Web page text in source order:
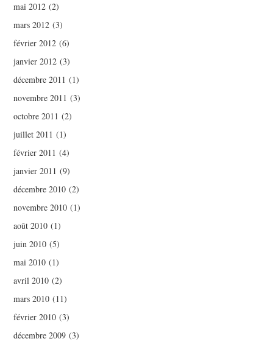
mai 2012 (2)
mars 2012 (3)
février 2012 (6)
janvier 2012 (3)
décembre 2011 (1)
novembre 2011 (3)
octobre 2011 (2)
juillet 2011 (1)
février 2011 (4)
janvier 2011 (9)
décembre 2010 (2)
novembre 2010 (1)
août 2010 (1)
juin 2010 (5)
mai 2010 (1)
avril 2010 (2)
mars 2010 (11)
février 2010 (3)
décembre 2009 (3)